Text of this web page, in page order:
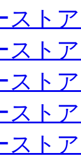
スト
スト
スト
スト
スト